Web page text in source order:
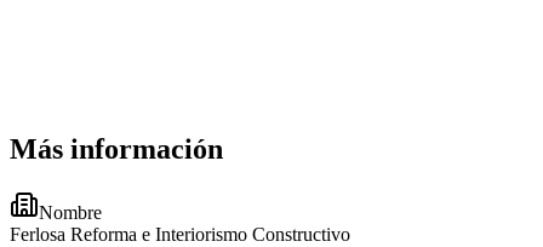
Más información
Nombre
Ferlosa Reforma e Interiorismo Constructivo